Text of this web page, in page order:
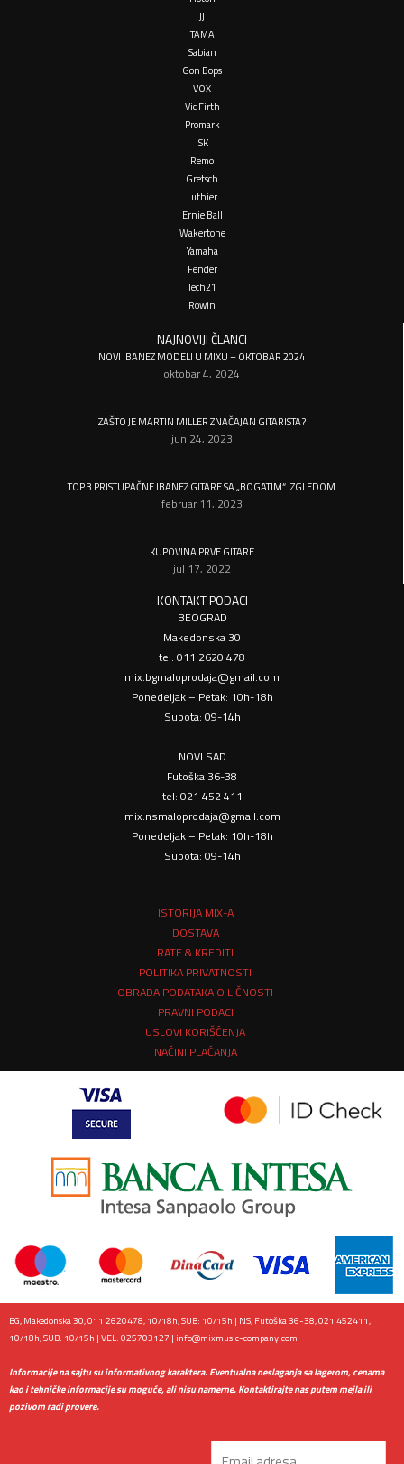
JJ
TAMA
Sabian
Gon Bops
VOX
Vic Firth
Promark
ISK
Remo
Gretsch
Luthier
Ernie Ball
Wakertone
Yamaha
Fender
Tech21
Rowin
NAJNOVIJI ČLANCI
NOVI IBANEZ MODELI U MIXU – OKTOBAR 2024
oktobar 4, 2024
ZAŠTO JE MARTIN MILLER ZNAČAJAN GITARISTA?
jun 24, 2023
TOP 3 PRISTUPAČNE IBANEZ GITARE SA „BOGATIM“ IZGLEDOM
februar 11, 2023
KUPOVINA PRVE GITARE
jul 17, 2022
KONTAKT PODACI
BEOGRAD
Makedonska 30
tel: 011 2620 478
mix.bgmaloprodaja@gmail.com
Ponedeljak – Petak: 10h-18h
Subota: 09-14h
NOVI SAD
Futoška 36-38
tel: 021 452 411
mix.nsmaloprodaja@gmail.com
Ponedeljak – Petak: 10h-18h
Subota: 09-14h
ISTORIJA MIX-A
DOSTAVA
RATE & KREDITI
POLITIKA PRIVATNOSTI
OBRADA PODATAKA O LIČNOSTI
PRAVNI PODACI
USLOVI KORIŠĆENJA
NAČINI PLAĆANJA
BG, Makedonska 30, 011 2620478, 10/18h, SUB: 10/15h | NS, Futoška 36-38, 021 452411,
10/18h, SUB: 10/15h | VEL: 025703127 | info@mixmusic-company.com
Informacije na sajtu su informativnog karaktera. Eventualna neslaganja sa lagerom, cenama
kao i tehničke informacije su moguće, ali nisu namerne. Kontaktirajte nas putem mejla ili
pozivom radi provere.